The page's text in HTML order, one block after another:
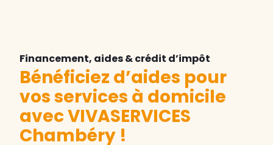
Financement, aides & crédit d’impôt
Bénéficiez d’aides pour
vos services à domicile
avec VIVASERVICES
Chambéry !